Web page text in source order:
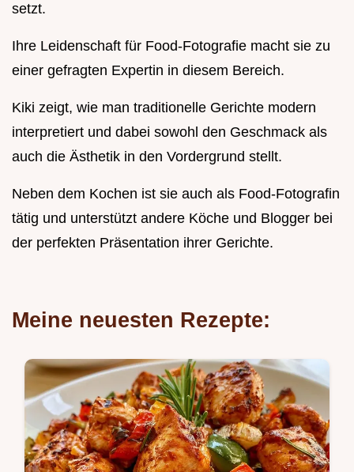
setzt.
Ihre Leidenschaft für Food-Fotografie macht sie zu
einer gefragten Expertin in diesem Bereich.
Kiki zeigt, wie man traditionelle Gerichte modern
interpretiert und dabei sowohl den Geschmack als
auch die Ästhetik in den Vordergrund stellt.
Neben dem Kochen ist sie auch als Food-Fotografin
tätig und unterstützt andere Köche und Blogger bei
der perfekten Präsentation ihrer Gerichte.
Meine neuesten Rezepte: